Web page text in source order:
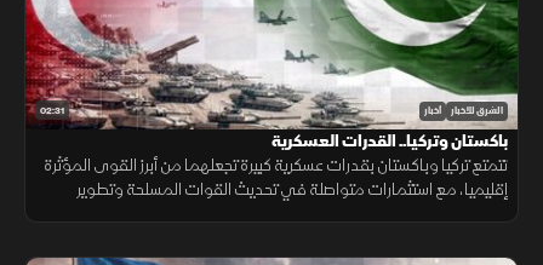
02:31 الشرق للأخبار أخبار
باكستان وتركيا.. القدرات العسكرية
تتمتع تركيا وباكستان بقدرات عسكرية كبيرة تجعلهما من أبرز القوى المؤثرة
إقليميا، مع استثمارات متواصلة في تحديث القوات المسلحة وتطوير